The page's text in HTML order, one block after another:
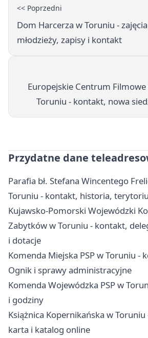
<< Poprzedni
Dom Harcerza w Toruniu -
młodzieży, zapisy i kontakt
Europejskie Centrum Filmowe
Toruniu - kontakt, nowa
Przydatne dane
Parafia bł. Stefana Wincentego
Toruniu - kontakt, historia,
Kujawsko-Pomorski Wojewódzki
Zabytków w Toruniu - kontakt,
i dotacje
Komenda Miejska PSP w Toruniu -
Ognik i sprawy administracyjne
Komenda Wojewódzka PSP w
i godziny
Książnica Kopernikańska w
karta i katalog online